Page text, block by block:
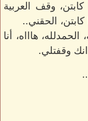
كابتن، وقف العربية
كابتن، الحقني..
هاااه، أنا
وقفتلي.